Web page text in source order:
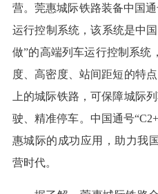
营。莞惠城际铁路装备中国
运行控制系统，该系统是中
做”的高端列车运行控制系统
度、高密度、站间距短的特
上的城际铁路，可保障城际
驶、精准停车。中国通号
惠城际的成功应用，助力我
营时代。